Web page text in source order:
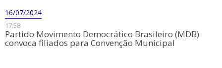
16/07/2024
17:58
Partido ​Movimento Democrático Brasileiro (MDB)
convoca filiados para Convenção Municipal